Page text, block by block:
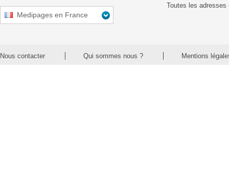
Medipages en France
Toutes les adresses
Nous contacter Qui sommes nous ? Mentions